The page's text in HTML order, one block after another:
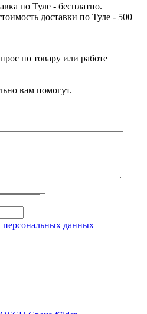
по Туле - бесплатно.
доставки по Туле - 500
по товару или работе
вам помогут.
персональных данных